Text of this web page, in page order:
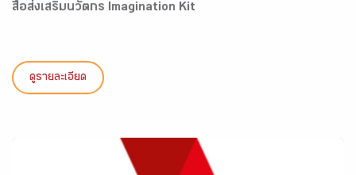
สื่อส่งเสริมนวัตกร Imagination Kit
ดูรายละเอียด